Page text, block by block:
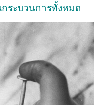
ระบวนการทั้งหมด